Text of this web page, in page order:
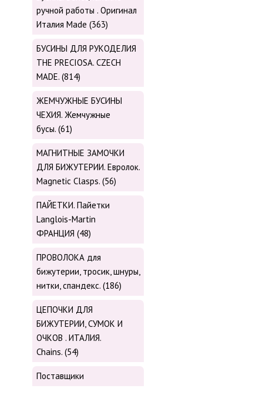
ручной работы . Оригинал
Италия Made (363)
БУСИНЫ ДЛЯ РУКОДЕЛИЯ
THE PRECIOSA. CZECH
MADE. (814)
ЖЕМЧУЖНЫЕ БУСИНЫ
ЧЕХИЯ. Жемчужные
бусы. (61)
МАГНИТНЫЕ ЗАМОЧКИ
ДЛЯ БИЖУТЕРИИ. Евролок.
Magnetic Сlasps. (56)
ПАЙЕТКИ. Пайетки
Langlois-Martin
ФРАНЦИЯ (48)
ПРОВОЛОКА для
бижутерии, тросик, шнуры,
нитки, cпандекс. (186)
ЦЕПОЧКИ ДЛЯ
БИЖУТЕРИИ, СУМОК И
ОЧКОВ . ИТАЛИЯ.
Chains. (54)
Поставщики